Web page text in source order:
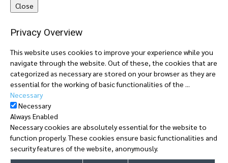
Close
Privacy Overview
This website uses cookies to improve your experience while you
navigate through the website. Out of these, the cookies that are
categorized as necessary are stored on your browser as they are
essential for the working of basic functionalities of the ...
Necessary
Necessary
Always Enabled
Necessary cookies are absolutely essential for the website to
function properly. These cookies ensure basic functionalities and
security features of the website, anonymously.